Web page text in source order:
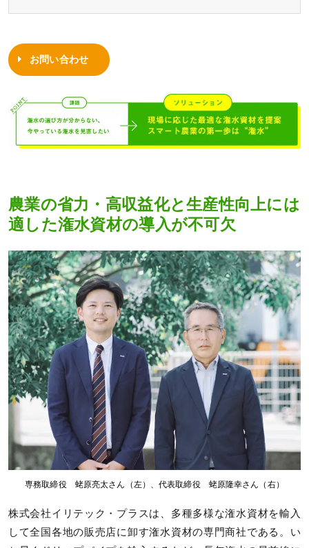
お問い合わせ
農業の省力・高収益化と生産性向上には
適した潅水資材の導入が不可欠
専務取締役 蛯原亮太さん（左）、代表取締役 蛯原隆幸さん（右）
株式会社イリテック・プラスは、多種多様な潅水資材を輸入
して全国各地の販売店に卸す潅水資材の専門商社である。い